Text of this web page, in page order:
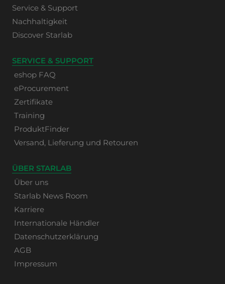
Service & Support
Nachhaltigkeit
Discover Starlab
SERVICE & SUPPORT
eshop FAQ
eProcurement
Zertifikate
Training
ProduktFinder
Versand, Lieferung und Retouren
ÜBER STARLAB
Über uns
Starlab News Room
Karriere
Internationale Händler
Datenschutzerklärung
AGB
Impressum